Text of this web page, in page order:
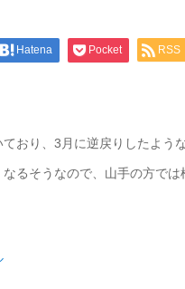
Hatena Pocket RSS
おり、3月に逆戻りしたよう
るそうなので、山手の方では